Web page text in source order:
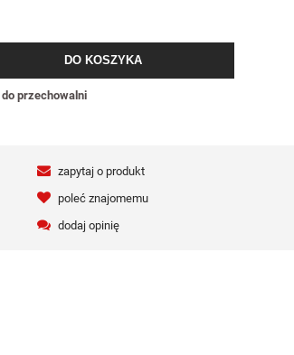
ewentualnych kosztów
DO KOSZYKA
do przechowalni
zapytaj o produkt
poleć znajomemu
dodaj opinię